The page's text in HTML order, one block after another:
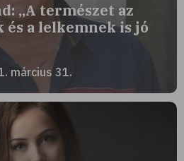
„A természet az
és a lelkemnek is jó
március 31.